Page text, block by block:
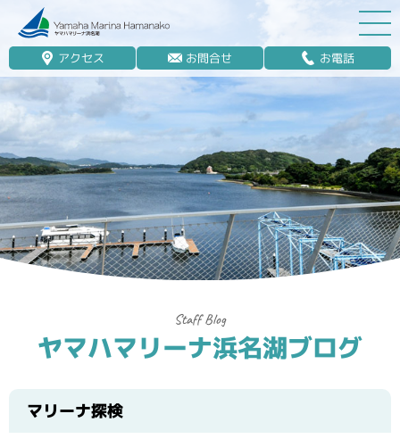
アクセス お問合せ お電話
マリーナ案内
船舶免許
マリンレジャー
マリーナステイ
レンタルボート
ボート販売
艤装
ブログ
ヤマハマリーナ浜名湖ブログ
マリーナ探検